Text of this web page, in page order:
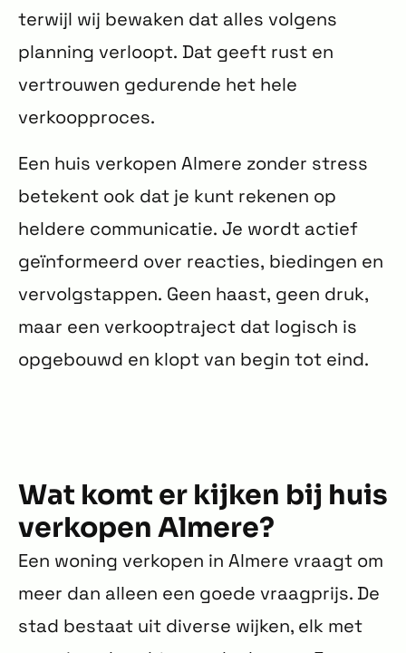
terwijl wij bewaken dat alles volgens
planning verloopt. Dat geeft rust en
vertrouwen gedurende het hele
verkoopproces.
Een huis verkopen Almere zonder stress
betekent ook dat je kunt rekenen op
heldere communicatie. Je wordt actief
geïnformeerd over reacties, biedingen en
vervolgstappen. Geen haast, geen druk,
maar een verkooptraject dat logisch is
opgebouwd en klopt van begin tot eind.
Wat komt er kijken bij huis
verkopen Almere?
Een woning verkopen in Almere vraagt om
meer dan alleen een goede vraagprijs. De
stad bestaat uit diverse wijken, elk met